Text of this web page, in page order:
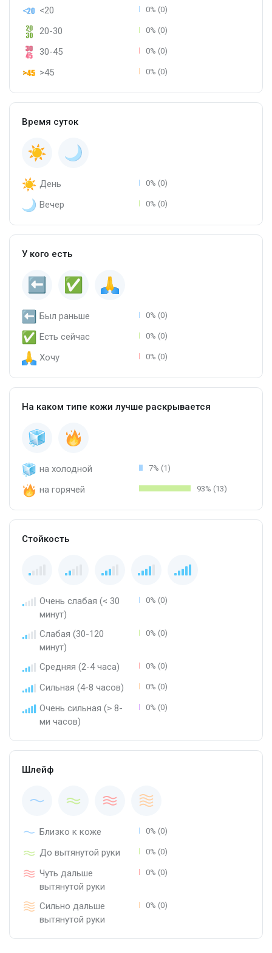
<20 0% (0)
20-30 0% (0)
30-45 0% (0)
>45 0% (0)
Время суток
День 0% (0)
Вечер 0% (0)
У кого есть
Был раньше 0% (0)
Есть сейчас 0% (0)
Хочу 0% (0)
На каком типе кожи лучше раскрывается
на холодной 7% (1)
на горячей 93% (13)
Стойкость
Очень слабая (< 30
минут)
0% (0)
Слабая (30-120
минут)
0% (0)
Средняя (2-4 часа) 0% (0)
Сильная (4-8 часов) 0% (0)
Очень сильная (> 8-
ми часов)
0% (0)
Шлейф
Близко к коже 0% (0)
До вытянутой руки 0% (0)
Чуть дальше
вытянутой руки
0% (0)
Сильно дальше
вытянутой руки
0% (0)